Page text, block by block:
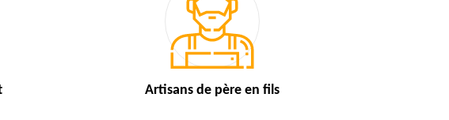
Artisans de père en fils